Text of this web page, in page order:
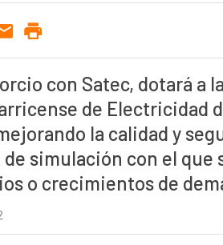
con Satec, dotará a
de Electricidad
la calidad y
simulación con el
o crecimientos de